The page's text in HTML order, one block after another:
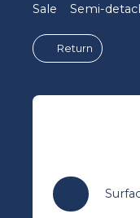
Sale Semi-
Return